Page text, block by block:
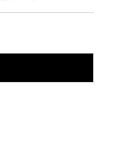
PŁATNOŚCI